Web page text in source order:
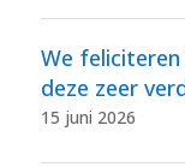
We
deze zeer
15 juni 2026